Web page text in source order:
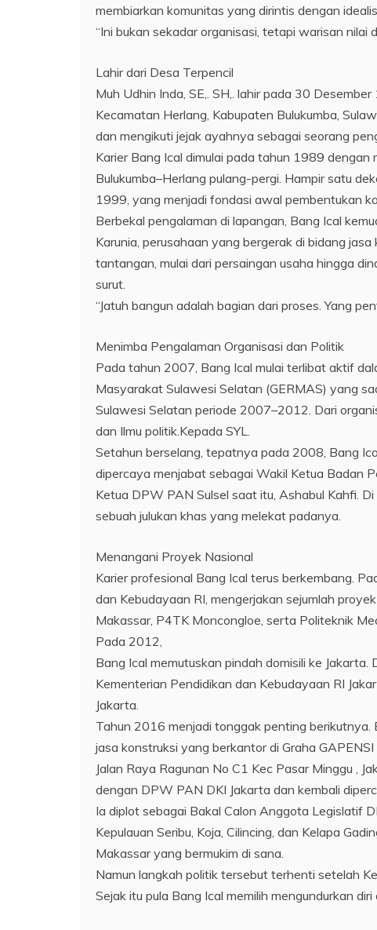
membiarkan komunitas yang dirintis dengan
“Ini bukan sekadar organisasi, tetapi warisan nilai
Lahir dari Desa Terpencil
Muh Udhin Inda, SE,. SH,. lahir pada 30
Kecamatan Herlang, Kabupaten Bulukumba,
dan mengikuti jejak ayahnya sebagai seorang
Karier Bang Ical dimulai pada tahun 1989
Bulukumba–Herlang pulang-pergi. Hampir satu
1999, yang menjadi fondasi awal pembentukan
Berbekal pengalaman di lapangan, Bang Ical
Karunia, perusahaan yang bergerak di bidang
tantangan, mulai dari persaingan usaha hingga
surut.
“Jatuh bangun adalah bagian dari proses. Yang
Menimba Pengalaman Organisasi dan Politik
Pada tahun 2007, Bang Ical mulai terlibat aktif
Masyarakat Sulawesi Selatan (GERMAS) yang
Sulawesi Selatan periode 2007–2012. Dari
dan Ilmu politik.Kepada SYL.
Setahun berselang, tepatnya pada 2008, Bang
dipercaya menjabat sebagai Wakil Ketua Badan
Ketua DPW PAN Sulsel saat itu, Ashabul Kahfi.
sebuah julukan khas yang melekat padanya.
Menangani Proyek Nasional
Karier profesional Bang Ical terus berkembang.
dan Kebudayaan RI, mengerjakan sejumlah
Makassar, P4TK Moncongloe, serta Politeknik
Pada 2012,
Bang Ical memutuskan pindah domisili ke
Kementerian Pendidikan dan Kebudayaan RI
Jakarta.
Tahun 2016 menjadi tonggak penting berikutnya.
jasa konstruksi yang berkantor di Graha
Jalan Raya Ragunan No C1 Kec Pasar Minggu ,
dengan DPW PAN DKI Jakarta dan kembali
Ia diplot sebagai Bakal Calon Anggota Legislatif
Kepulauan Seribu, Koja, Cilincing, dan Kelapa
Makassar yang bermukim di sana.
Namun langkah politik tersebut terhenti setelah
Sejak itu pula Bang Ical memilih mengundurkan